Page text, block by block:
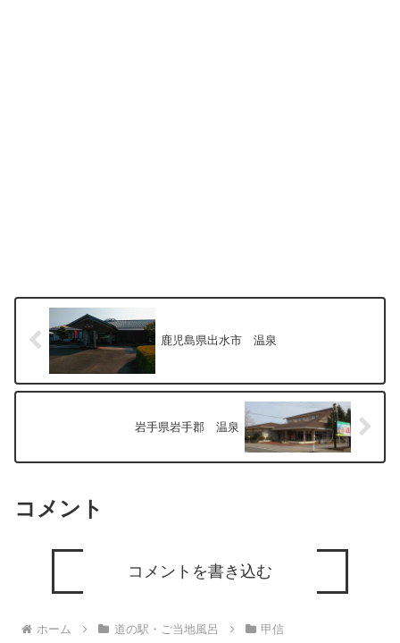
鹿児島県出水市 温泉
岩手県岩手郡 温泉
コメント
コメントを書き込む
ホーム 道の駅・ご当地風呂 甲信